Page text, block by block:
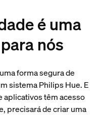
é uma
nós
forma segura de
sistema Philips Hue. E
aplicativos têm acesso
precisará de criar uma